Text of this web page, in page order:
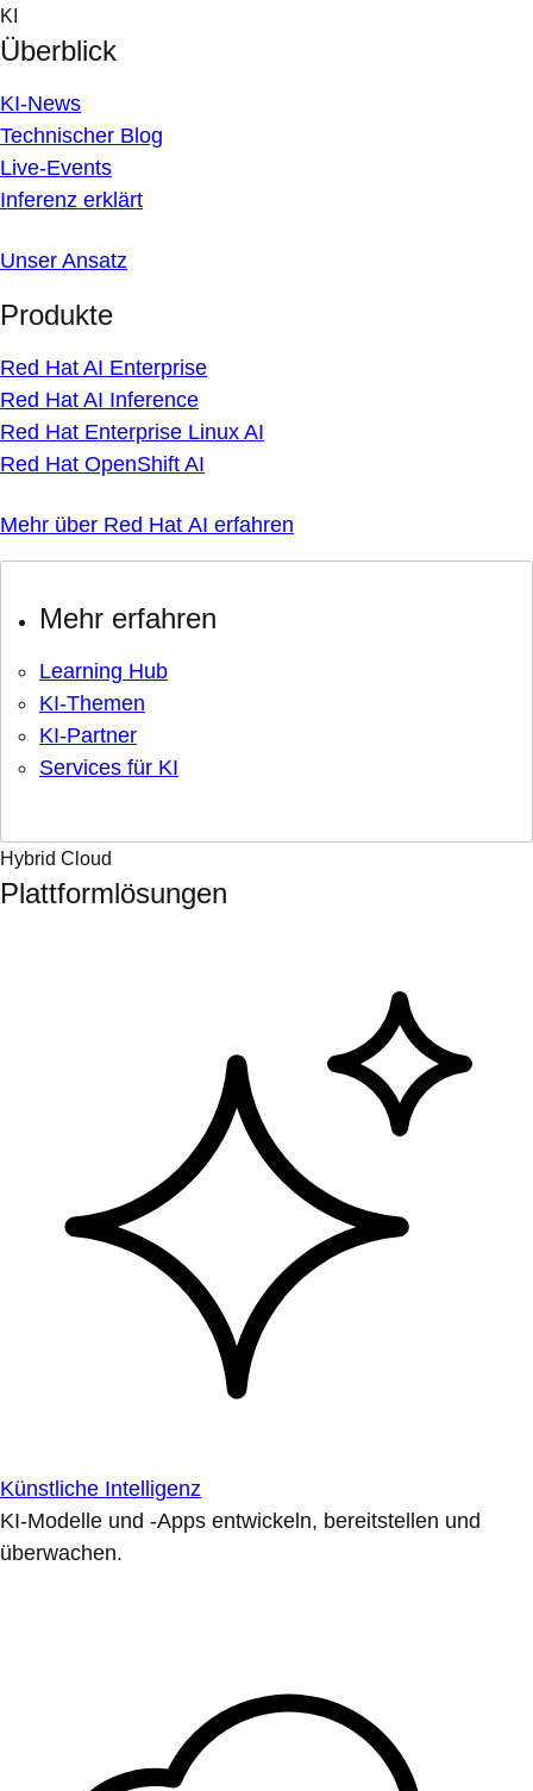
Skip
to
content
KI
Überblick
KI-News
Technischer Blog
Live-Events
Inferenz erklärt
Unser Ansatz
Produkte
Red Hat AI Enterprise
Red Hat AI Inference
Red Hat Enterprise Linux AI
Red Hat OpenShift AI
Mehr über Red Hat AI erfahren
Mehr erfahren
Learning Hub
KI-Themen
KI-Partner
Services für KI
Hybrid Cloud
Plattformlösungen
Künstliche Intelligenz
KI-Modelle und -Apps entwickeln, bereitstellen und
überwachen.